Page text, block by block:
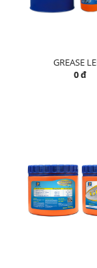
GREASE
0 đ